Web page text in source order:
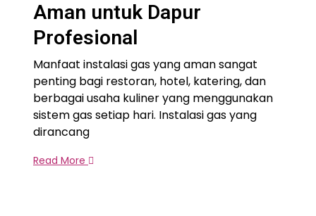
Aman untuk Dapur
Profesional
Manfaat instalasi gas yang aman sangat
penting bagi restoran, hotel, katering, dan
berbagai usaha kuliner yang menggunakan
sistem gas setiap hari. Instalasi gas yang
dirancang
Read More